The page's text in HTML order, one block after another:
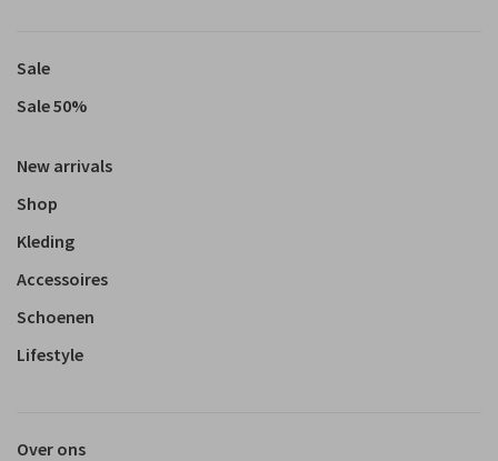
Sale
Sale 50%
New arrivals
Shop
Kleding
Accessoires
Schoenen
Lifestyle
Over ons